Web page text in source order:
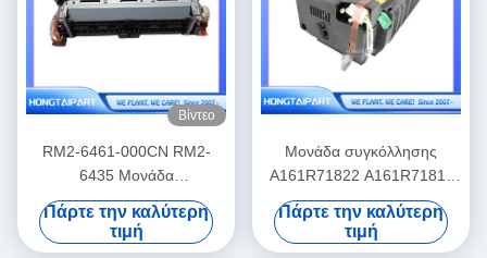
Βίντεο
RM2-6461-000CN RM2-
6435 Μονάδα
Σταθεροποίησης Fuser
Εκτυπωτή για HP Color
LaserJet Pro M452nw MFP
Πάρτε την καλύτερη
τιμή
Μονάδα συγκόλλησης
A161R71822 A161R71811
για την Konica Minolta 224
284 364 C224 C284 C364
Πάρτε την καλύτερη
τιμή